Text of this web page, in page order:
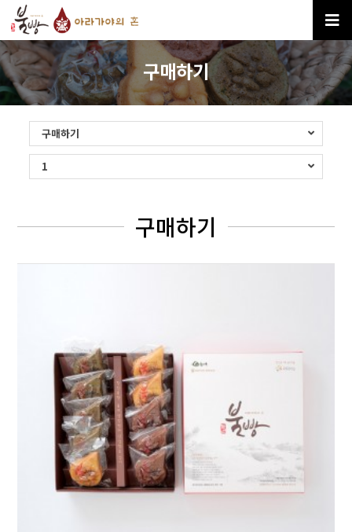
구매하기
구매하기
1
구매하기